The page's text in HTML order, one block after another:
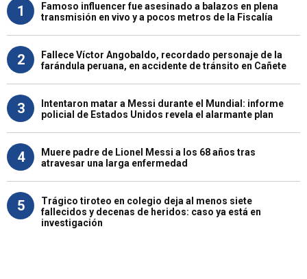
1
Famoso influencer fue asesinado a balazos en plena
transmisión en vivo y a pocos metros de la Fiscalía
2
Fallece Víctor Angobaldo, recordado personaje de la
farándula peruana, en accidente de tránsito en Cañete
3
Intentaron matar a Messi durante el Mundial: informe
policial de Estados Unidos revela el alarmante plan
4
Muere padre de Lionel Messi a los 68 años tras
atravesar una larga enfermedad
5
Trágico tiroteo en colegio deja al menos siete
fallecidos y decenas de heridos: caso ya está en
investigación